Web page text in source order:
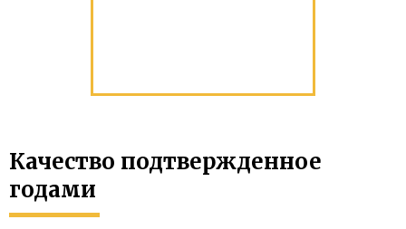
Качество подтвержденное
годами